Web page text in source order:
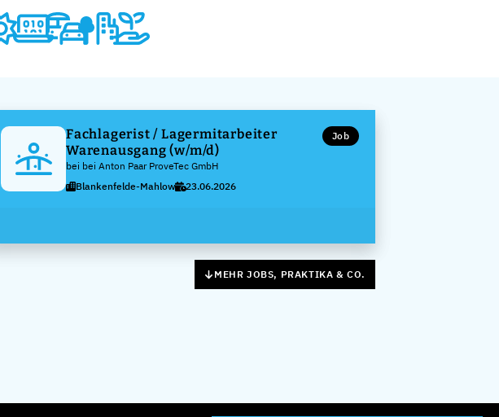
Fachlagerist / Lagermitarbeiter
Warenausgang (w/m/d)
bei bei Anton Paar ProveTec GmbH
Job
Blankenfelde-Mahlow 23.06.2026
MEHR JOBS, PRAKTIKA & CO.